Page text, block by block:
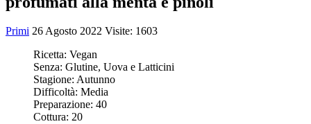
Primi 26 Agosto 2022 Visite: 1603
Ricetta: Vegan
Senza: Glutine, Uova e Latticini
Stagione: Autunno
Difficoltà: Media
Preparazione: 40
Cottura: 20